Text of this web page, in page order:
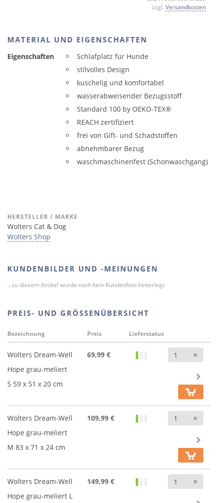
zzgl. Versandkosten
MATERIAL UND EIGENSCHAFTEN
Eigenschaften
Schlafplatz für Hunde
stilvolles Design
kuschelig und komfortabel
wasserabweisender Bezugsstoff
Standard 100 by OEKO-TEX®
REACH zertifiziert
frei von Gift- und Schadstoffen
abnehmbarer Bezug
waschmaschinenfest (Schonwaschgang)
HERSTELLER / MARKE
Wolters Cat & Dog
Wolters Shop
KUNDENBILDER UND -MEINUNGEN
...zu diesem Artikel wurde noch kein Kundenfoto hinterlegt.
PREIS- UND GRÖSSENÜBERSICHT
Bezeichnung Preis Lieferstatus
Wolters Dream-Well
Hope grau-meliert
S 59 x 51 x 20 cm
69,99 €
Wolters Dream-Well
Hope grau-meliert
M 83 x 71 x 24 cm
109,99 €
Wolters Dream-Well
Hope grau-meliert L
149,99 €